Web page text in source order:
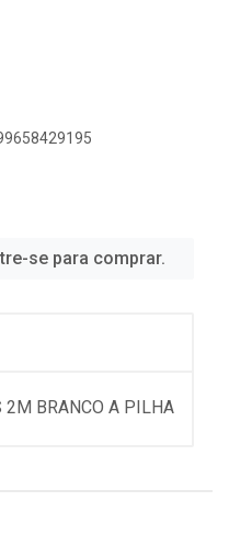
se para comprar.
2M BRANCO A PILHA